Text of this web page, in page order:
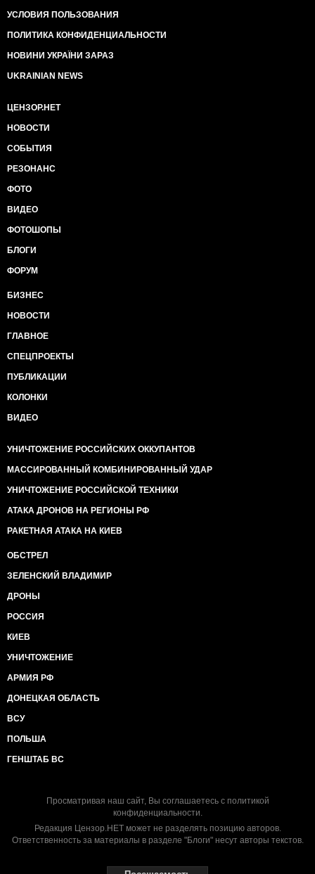
УСЛОВИЯ ПОЛЬЗОВАНИЯ
ПОЛИТИКА КОНФИДЕНЦИАЛЬНОСТИ
НОВИНИ УКРАЇНИ ЗАРАЗ
UKRAINIAN NEWS
ЦЕНЗОР.НЕТ
НОВОСТИ
СОБЫТИЯ
РЕЗОНАНС
ФОТО
ВИДЕО
ФОТОШОПЫ
БЛОГИ
ФОРУМ
БИЗНЕС
НОВОСТИ
ГЛАВНОЕ
СПЕЦПРОЕКТЫ
ПУБЛИКАЦИИ
КОЛОНКИ
ВИДЕО
УНИЧТОЖЕНИЕ РОССИЙСКИХ ОККУПАНТОВ
МАССИРОВАННЫЙ КОМБИНИРОВАННЫЙ УДАР
УНИЧТОЖЕНИЕ РОССИЙСКОЙ ТЕХНИКИ
АТАКА ДРОНОВ НА РЕГИОНЫ РФ
РАКЕТНАЯ АТАКА НА КИЕВ
ОБСТРЕЛ
ЗЕЛЕНСКИЙ ВЛАДИМИР
ДРОНЫ
РОССИЯ
КИЕВ
УНИЧТОЖЕНИЕ
АРМИЯ РФ
ДОНЕЦКАЯ ОБЛАСТЬ
ВСУ
ПОЛЬША
ГЕНШТАБ ВС
Просматривая наш сайт, Вы соглашаетесь с политикой
конфиденциальности.
Редакция Цензор.НЕТ может не разделять позицию авторов.
Ответственность за материалы в разделе "Блоги" несут авторы текстов.